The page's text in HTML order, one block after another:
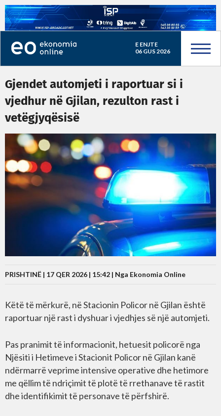
E ENJTE
06 GUS 2026
Gjendet automjeti i raportuar si i
vjedhur në Gjilan, rezulton rast i
vetëgjyqësisë
PRISHTINË | 17 QER 2026 | 15:42 | Nga Ekonomia Online
Këtë të mërkurë, në Stacionin Policor në Gjilan është
raportuar një rast i dyshuar i vjedhjes së një automjeti.
Pas pranimit të informacionit, hetuesit policorë nga
Njësiti i Hetimeve i Stacionit Policor në Gjilan kanë
ndërmarrë veprime intensive operative dhe hetimore
me qëllim të ndriçimit të plotë të rrethanave të rastit
dhe identifikimit të personave të përfshirë.